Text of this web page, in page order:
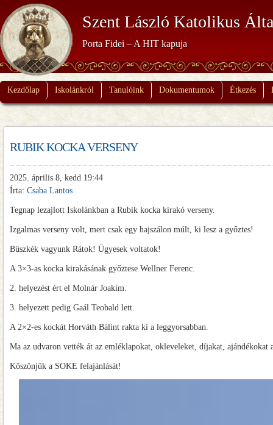
Szent László Katolikus
Porta Fidei – A HIT kapuja
Kezdőlap Iskolánkról Tanulóink Dokumentumok Étkezés
RUBIK KOCKA VERSENY
2025. április 8, kedd 19:44
Írta: Csaba Lantos
Tegnap lezajlott Iskolánkban a Rubik kocka kirakó verseny.
Izgalmas verseny volt, mert csak egy hajszálon múlt, ki lesz a győztes!
Büszkék vagyunk Rátok! Ügyesek voltatok!
A 3×3-as kocka kirakásának győztese Wellner Ferenc.
2. helyezést ért el Molnár Joakim.
3. helyezett pedig Gaál Teobald lett.
A 2×2-es kockát Horváth Bálint rakta ki a leggyorsabban.
Ma az udvaron vették át az emléklapokat, okleveleket, díjakat, ajándékokat
Köszönjük a SOKE felajánlását!